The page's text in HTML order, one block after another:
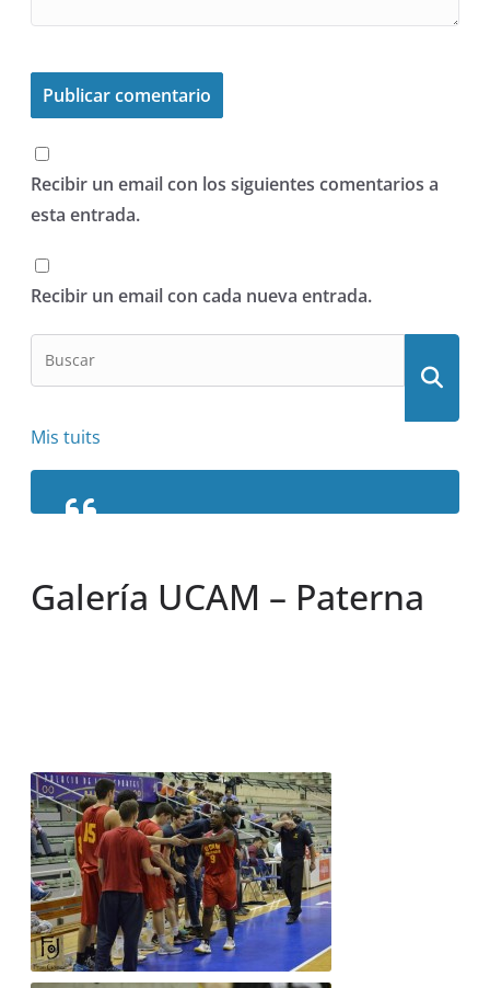
Recibir un email con los siguientes comentarios a
esta entrada.
Recibir un email con cada nueva entrada.
Mis tuits
Galería UCAM – Paterna